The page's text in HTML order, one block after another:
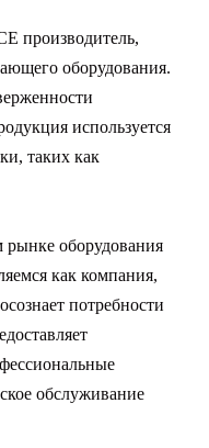
производитель,
оборудования.
используется
таких как
оборудования
как компания,
потребности
обслуживание